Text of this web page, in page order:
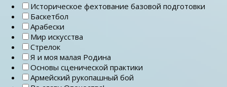
Историческое фехтование базовой подготовки
Баскетбол
Арабески
Мир искусства
Стрелок
Я и моя малая Родина
Основы сценической практики
Армейский рукопашный бой